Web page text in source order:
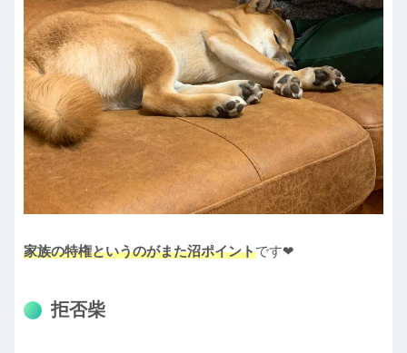
家族の特権というのがまた沼ポイントです❤︎
拒否柴